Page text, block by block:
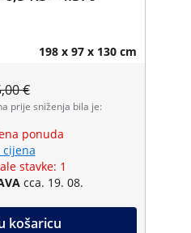
198 x 97 x 130 cm
€
prije sniženja bila je:
ponuda
cijena
stavke: 1
cca. 19. 08.
košaricu